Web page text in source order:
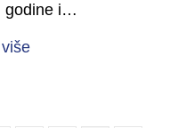
godine i…
about Organiziran